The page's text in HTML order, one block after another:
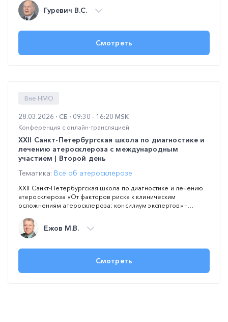
Национального общества по изучению атеросклероза с
участием ведущих экспертов страны. Целью Школы является
повышение профессиональных компетенций врачей в
области диагностики и лечения атеросклероза, регулярное
обновление знаний по ключевым проблемам АССЗ,
обсуждение обновленных клинических рекомендаций,
современных возможностей коррекции факторов риска,
Гуревич В.С.
Смотреть
Вне НМО
28.03.2026 СБ 09:30 - 16:20 MSK
Конференция с онлайн-трансляцией
XXII Санкт-Петербургская школа по диагностике и
лечению атеросклероза с международным
участием | Второй день
Тематика: Всё об атеросклерозе
XXII Санкт-Петербургская школа по диагностике и лечению
атеросклероза «От факторов риска к клиническим
осложнениям атеросклероза: консилиум экспертов» –
Национального общества по изучению атеросклероза с
участием ведущих экспертов страны. Целью Школы является
повышение профессиональных компетенций врачей в
области диагностики и лечения атеросклероза, регулярное
обновление знаний по ключевым проблемам АССЗ,
обсуждение обновленных клинических рекомендаций,
современных возможностей коррекции факторов риска,
Ежов М.В.
Смотреть